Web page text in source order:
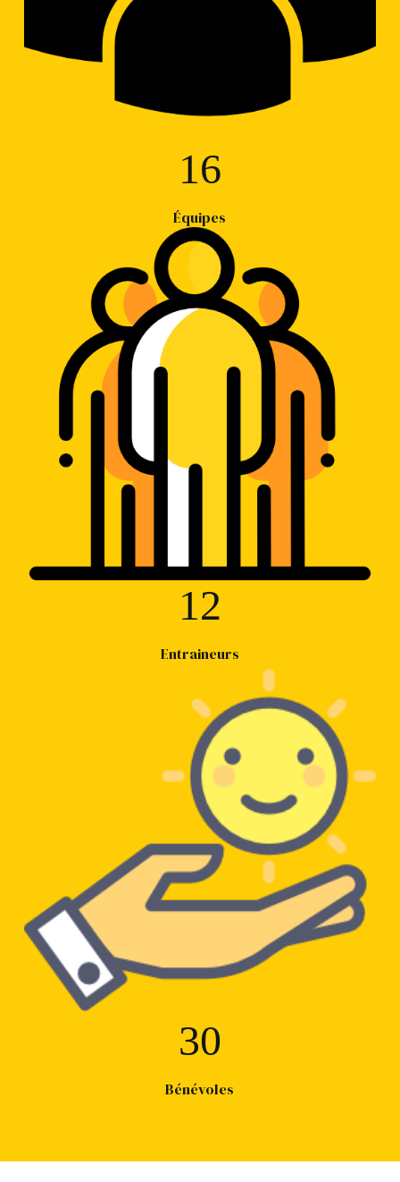
16
Équipes
12
Entraineurs
30
Bénévoles